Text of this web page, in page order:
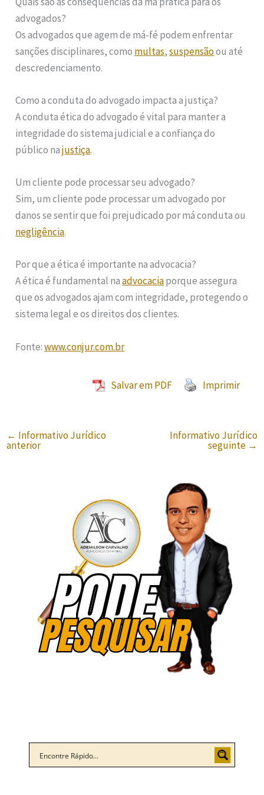
advogados?
Os advogados que agem de má-fé podem enfrentar
sanções disciplinares, como multas,suspensãoou até
descredenciamento.
Como a conduta do advogado impacta a justiça?
A conduta ética do advogado é vital para manter a
integridade do sistema judicial e a confiança do
público najustiça.
Um cliente pode processar seu advogado?
Sim, um cliente pode processar um advogado por
danos se sentir que foi prejudicado por má conduta ou
negligência.
Por que a ética é importante na advocacia?
A ética é fundamental naadvocaciaporque assegura
que os advogados ajam com integridade, protegendo o
sistema legal e os direitos dos clientes.
Fonte:www.conjur.com.br
Salvar em PDF Imprimir
← Informativo Jurídico
anterior
Informativo Jurídico
seguinte →